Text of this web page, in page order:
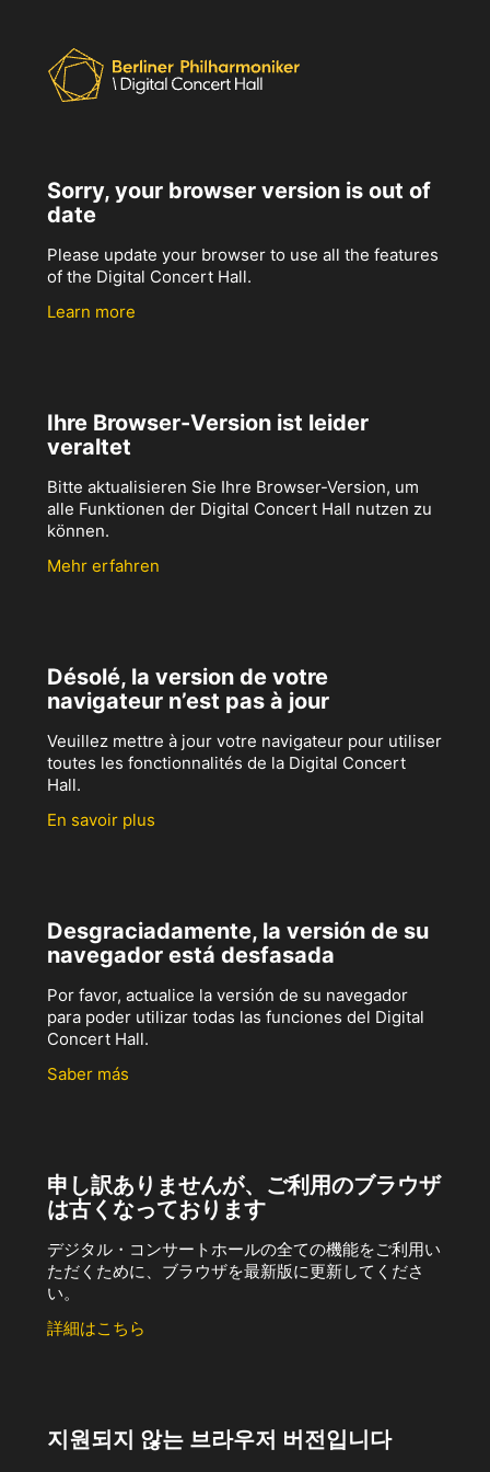
Sorry, your browser version is out of
date
Please update your browser to use all the features
of the Digital Concert Hall.
Learn more
Ihre Browser-Version ist leider
veraltet
Bitte aktualisieren Sie Ihre Browser-Version, um
alle Funktionen der Digital Concert Hall nutzen zu
können.
Mehr erfahren
Désolé, la version de votre
navigateur n’est pas à jour
Veuillez mettre à jour votre navigateur pour utiliser
toutes les fonctionnalités de la Digital Concert
Hall.
En savoir plus
Desgraciadamente, la versión de su
navegador está desfasada
Por favor, actualice la versión de su navegador
para poder utilizar todas las funciones del Digital
Concert Hall.
Saber más
申し訳ありませんが、ご利用のブラウザ
は古くなっております
デジタル・コンサートホールの全ての機能をご利用い
ただくために、ブラウザを最新版に更新してくださ
い。
詳細はこちら
지원되지 않는 브라우저 버전입니다